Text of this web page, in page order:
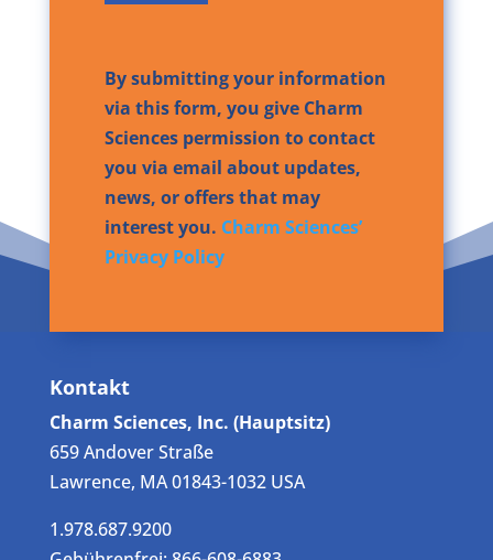
By submitting your information
via this form, you give Charm
Sciences permission to contact
you via email about updates,
news, or offers that may
interest you. Charm Sciences’
Privacy Policy
Kontakt
Charm Sciences, Inc. (Hauptsitz)
659 Andover Straße
Lawrence, MA 01843-1032 USA
1.978.687.9200